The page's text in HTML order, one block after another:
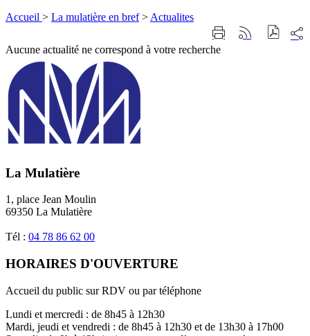
Accueil > La mulatière en bref > Actualites
Imprimer
cette
page
Générer
sur
Aucune actualité ne correspond à votre recherche
La Mulatière
1, place Jean Moulin
69350 La Mulatière
Tél : 04 78 86 62 00
HORAIRES D'OUVERTURE
Accueil du public sur RDV ou par téléphone
Lundi et mercredi : de 8h45 à 12h30
Mardi, jeudi et vendredi : de 8h45 à 12h30 et de 13h30 à 17h00